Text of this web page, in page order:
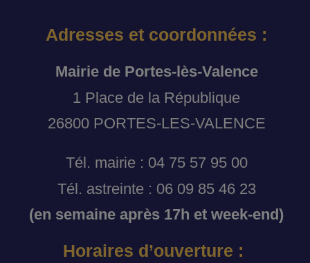
Adresses et coordonnées :
Mairie de Portes-lès-Valence
1 Place de la République
26800 PORTES-LES-VALENCE
Tél. mairie : 04 75 57 95 00
Tél. astreinte : 06 09 85 46 23
(en semaine après 17h et week-end)
Horaires d’ouverture :